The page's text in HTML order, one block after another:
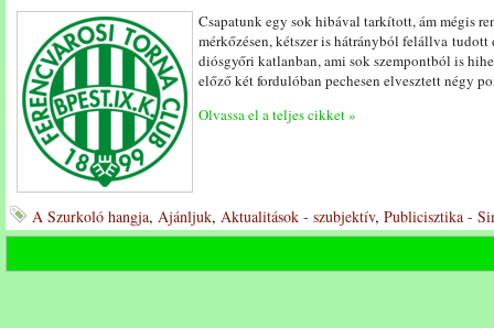
Csapatunk egy sok hibával tarkított, ám mégis
mérkőzésen, kétszer is hátrányból felállva
diósgyőri katlanban, ami sok szempontból is
előző két fordulóban pechesen elvesztett négy
Olvassa el a teljes cikket »
A Szurkoló hangja, Ajánljuk, Aktualitások - szubjektív, Publicisztika -